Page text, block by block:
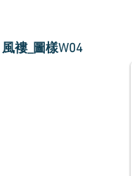
風褸_圖樣W04